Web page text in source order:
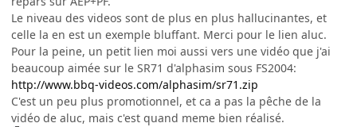
Le niveau des videos sont de plus en plus hallucinantes, et
celle la en est un exemple bluffant. Merci pour le lien aluc.
Pour la peine, un petit lien moi aussi vers une vidéo que j'ai
beaucoup aimée sur le SR71 d'alphasim sous FS2004:
http://www.bbq-videos.com/alphasim/sr71.zip
C'est un peu plus promotionnel, et ca a pas la pêche de la
vidéo de aluc, mais c'est quand meme bien réalisé.